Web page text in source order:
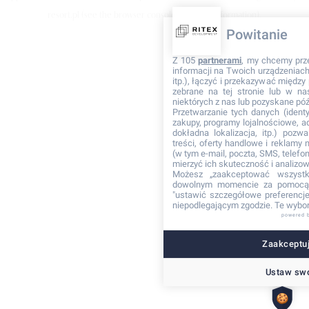
Powitanie
Z 105partnerami, my chcemy
informacji na Twoich
itp.), łączyć i przekazywać
zebrane na tej stronie lub w
niektórych z nas lub pozyskane
Przetwarzanie tych danych
zakupy, programy lojalnościowe,
dokładna lokalizacja, itp.)
treści, oferty handlowe i reklamy
(w tym e-mail, poczta, SMS,
mierzyć ich skuteczność i
Możesz „zaakceptować
dowolnym momencie za
"ustawić szczegółowe
niepodlegającym zgodzie. Te
powered
Ustaw